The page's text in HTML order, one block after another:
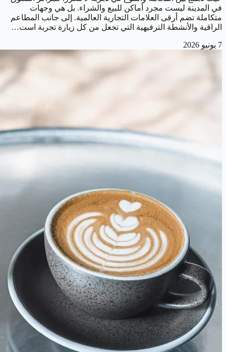
في المدينة ليست مجرد أماكن للبيع والشراء. بل هي وجهات
متكاملة تضم أرقى العلامات التجارية العالمية. إلى جانب المطاعم
الراقية والأنشطة الترفيهية التي تجعل من كل زيارة تجربة است…
7 يونيو 2026